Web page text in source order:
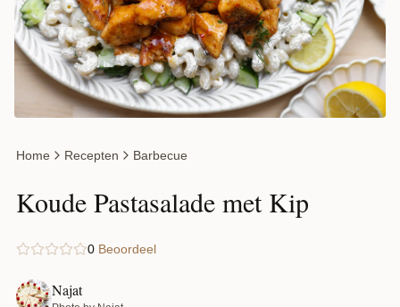
Home Recepten Barbecue
Koude Pastasalade met Kip
0 Beoordeel
Najat